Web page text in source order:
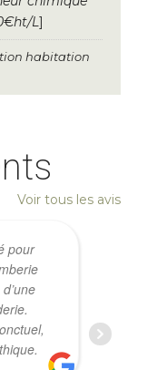
L]
habitation
Voir tous les avis
pour